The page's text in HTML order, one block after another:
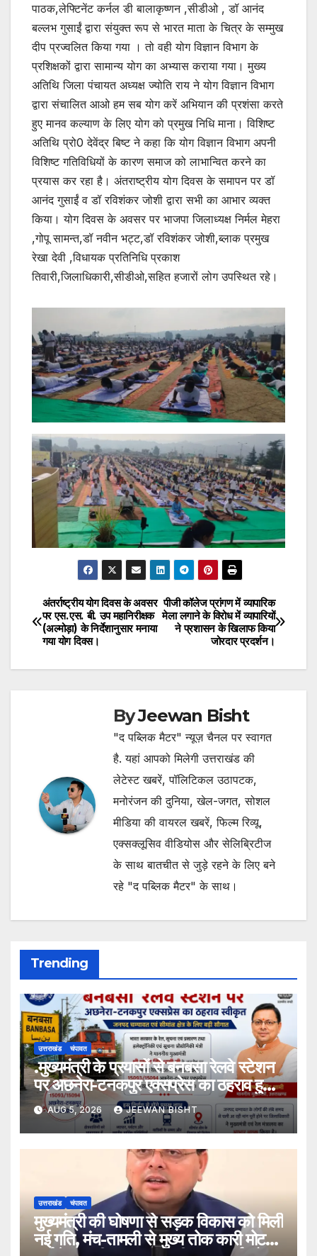
पाठक,लेफ्टिनेंट कर्नल डी बालाकृष्णन ,सीडीओ , डॉ आनंद
बल्लभ गुसाईं द्वारा संयुक्त रूप से भारत माता के चित्र के सम्मुख
दीप प्रज्वलित किया गया । तो वही योग विज्ञान विभाग के
प्रशिक्षकों द्वारा सामान्य योग का अभ्यास कराया गया। मुख्य
अतिथि जिला पंचायत अध्यक्ष ज्योति राय ने योग विज्ञान विभाग
द्वारा संचालित आओ हम सब योग करें अभियान की प्रशंसा करते
हुए मानव कल्याण के लिए योग को प्रमुख निधि माना। विशिष्ट
अतिथि प्रो0 देवेंद्र बिष्ट ने कहा कि योग विज्ञान विभाग अपनी
विशिष्ट गतिविधियों के कारण समाज को लाभान्वित करने का
प्रयास कर रहा है। अंतराष्ट्रीय योग दिवस के समापन पर डॉ
आनंद गुसाईं व डॉ रविशंकर जोशी द्वारा सभी का आभार व्यक्त
किया। योग दिवस के अवसर पर भाजपा जिलाध्यक्ष निर्मल मेहरा
,गोपू सामन्त,डॉ नवीन भट्ट,डॉ रविशंकर जोशी,ब्लाक प्रमुख
रेखा देवी ,विधायक प्रतिनिधि प्रकाश
तिवारी,जिलाधिकारी,सीडीओ,सहित हजारों लोग उपस्थित रहे।
Post
navigation
पीजी कॉलेज प्रांगण में व्यापारिक
मेला लगाने के विरोध में व्यापारियों
ने प्रशासन के खिलाफ किया
जोरदार प्रदर्शन।
अंतर्राष्ट्रीय योग दिवस के अवसर
पर एस.एस. बी. उप महानिरीक्षक
(अल्मोड़ा) के निर्देशानुसार मनाया
गया योग दिवस।
ByJeewan Bisht
"द पब्लिक मैटर" न्यूज़ चैनल पर स्वागत
है. यहां आपको मिलेगी उत्तराखंड की
लेटेस्ट खबरें, पॉलिटिकल उठापटक,
मनोरंजन की दुनिया, खेल-जगत, सोशल
मीडिया की वायरल खबरें, फिल्म रिव्यू,
एक्सक्लूसिव वीडियोस और सेलिब्रिटीज
के साथ बातचीत से जुड़े रहने के लिए बने
रहे "द पब्लिक मैटर" के साथ।
Trending
उत्तराखंड चंपावत
.मुख्यमंत्री के प्रयासों से बनबसा रेलवे स्टेशन
पर अछनेरा-टनकपुर एक्सप्रेस का ठहराव हुआ
स्वीकृत
AUG 5, 2026 JEEWAN BISHT
उत्तराखंड चंपावत
मुख्यमंत्री की घोषणा से सड़क विकास को मिली
नई गति, मंच-तामली से मुख्य तोक कारी मोटर